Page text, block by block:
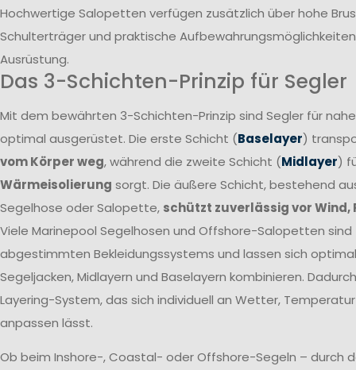
Hochwertige Salopetten verfügen zusätzlich über hohe
Schulterträger und praktische
Ausrüstung.
Das 3-Schichten-Prinzip für Segler
Mit dem bewährten 3-Schichten-Prinzip sind Segler für
optimal ausgerüstet. Die erste Schicht (Baselayer)
vom Körper weg, während die zweite Schicht (Midlayer)
Wärmeisolierung sorgt. Die äußere Schicht, bestehend
Segelhose oder Salopette, schützt zuverlässig vor Wind,
Viele Marinepool Segelhosen und Offshore-Salopetten sind
abgestimmten Bekleidungssystems und lassen sich
Segeljacken, Midlayern und Baselayern kombinieren.
Layering-System, das sich individuell an Wetter,
anpassen lässt.
Ob beim Inshore-, Coastal- oder Offshore-Segeln – durch